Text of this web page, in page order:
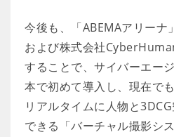
今後も、「ABEMAアリーナ
および株式会社
することで、サイバーエー
本で初めて導入し、現在で
リアルタイムに人物と
できる「バーチャル撮影シ